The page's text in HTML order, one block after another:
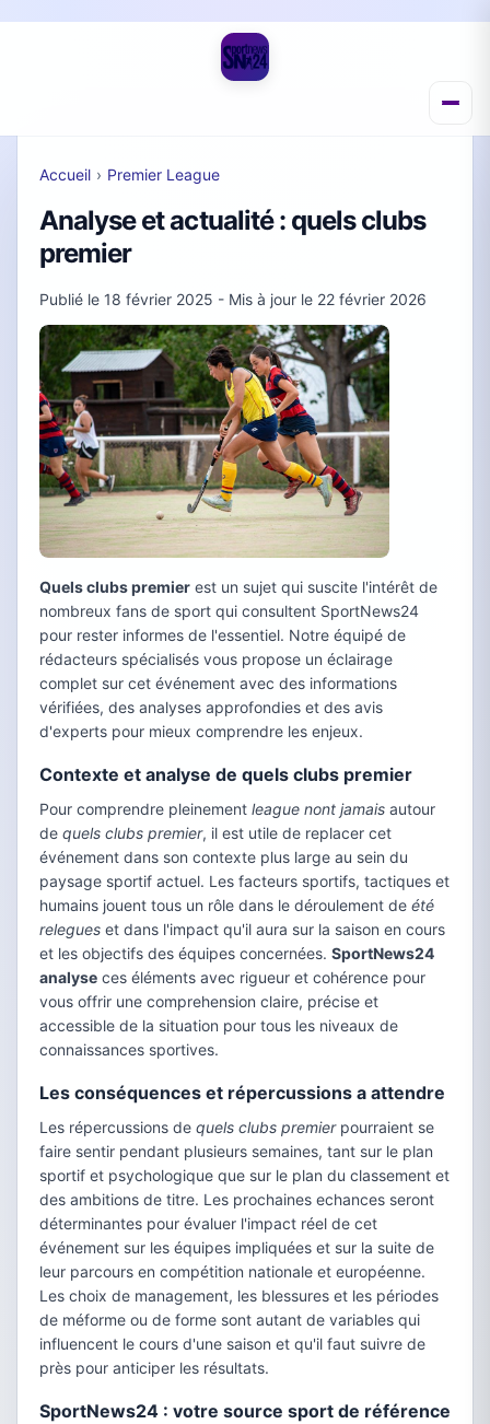
Accueil › Premier League
Analyse et actualité : quels clubs
premier
Publié le 18 février 2025 - Mis à jour le 22 février 2026
Quels clubs premier est un sujet qui suscite l'intérêt de
nombreux fans de sport qui consultent SportNews24
pour rester informes de l'essentiel. Notre équipé de
rédacteurs spécialisés vous propose un éclairage
complet sur cet événement avec des informations
vérifiées, des analyses approfondies et des avis
d'experts pour mieux comprendre les enjeux.
Contexte et analyse de quels clubs premier
Pour comprendre pleinement league nont jamais autour
de quels clubs premier, il est utile de replacer cet
événement dans son contexte plus large au sein du
paysage sportif actuel. Les facteurs sportifs, tactiques et
humains jouent tous un rôle dans le déroulement de été
relegues et dans l'impact qu'il aura sur la saison en cours
et les objectifs des équipes concernées. SportNews24
analyse ces éléments avec rigueur et cohérence pour
vous offrir une comprehension claire, précise et
accessible de la situation pour tous les niveaux de
connaissances sportives.
Les conséquences et répercussions a attendre
Les répercussions de quels clubs premierpourraient se
faire sentir pendant plusieurs semaines, tant sur le plan
sportif et psychologique que sur le plan du classement et
des ambitions de titre. Les prochaines echances seront
déterminantes pour évaluer l'impact réel de cet
événement sur les équipes impliquées et sur la suite de
leur parcours en compétition nationale et européenne.
Les choix de management, les blessures et les périodes
de méforme ou de forme sont autant de variables qui
influencent le cours d'une saison et qu'il faut suivre de
près pour anticiper les résultats.
SportNews24 : votre source sport de référence